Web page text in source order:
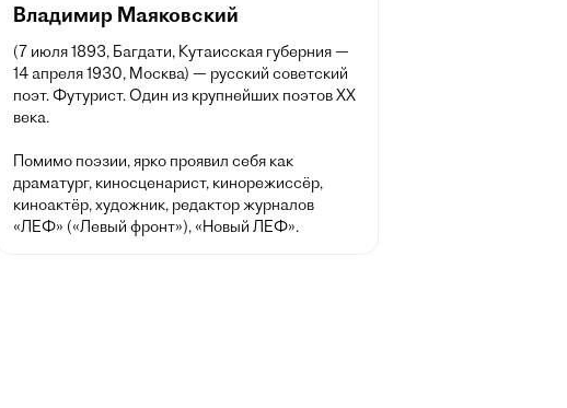
Владимир Маяковский
(7 июля 1893, Багдати, Кутаисская губерния —
14 апреля 1930, Москва) — русский советский
поэт. Футурист. Один из крупнейших поэтов XX
века.
Помимо поэзии, ярко проявил себя как
драматург, киносценарист, кинорежиссёр,
киноактёр, художник, редактор журналов
«ЛЕФ» («Левый фронт»), «Новый ЛЕФ».